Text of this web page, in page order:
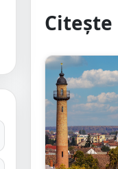
Citește